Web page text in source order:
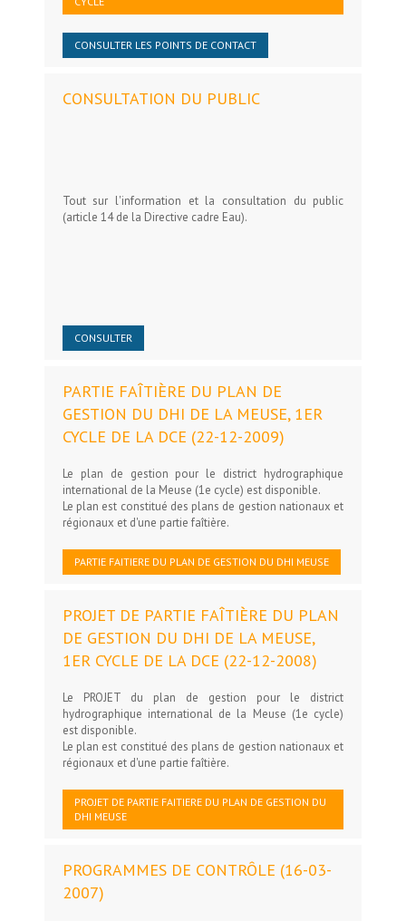
CONSULTER LES POINTS DE CONTACT
CONSULTATION DU PUBLIC
Tout sur l'information et la consultation du public
(article 14 de la Directive cadre Eau).
CONSULTER
PARTIE FAÎTIÈRE DU PLAN DE
GESTION DU DHI DE LA MEUSE, 1ER
CYCLE DE LA DCE (22-12-2009)
Le plan de gestion pour le district hydrographique
international de la Meuse (1e cycle) est disponible.
Le plan est constitué des plans de gestion nationaux et
régionaux et d'une partie faîtière.
PARTIE FAITIERE DU PLAN DE GESTION DU DHI MEUSE
PROJET DE PARTIE FAÎTIÈRE DU PLAN
DE GESTION DU DHI DE LA MEUSE,
1ER CYCLE DE LA DCE (22-12-2008)
Le PROJET du plan de gestion pour le district
hydrographique international de la Meuse (1e cycle)
est disponible.
Le plan est constitué des plans de gestion nationaux et
régionaux et d'une partie faîtière.
PROJET DE PARTIE FAITIERE DU PLAN DE GESTION DU
DHI MEUSE
PROGRAMMES DE CONTRÔLE (16-03-
2007)